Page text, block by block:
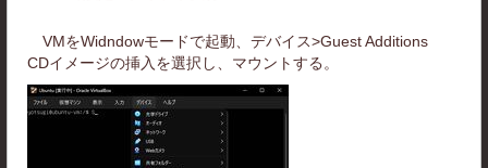
VMをWidndowモードで起動、デバイス>Guest Additions
CDイメージの挿入を選択し、マウントする。